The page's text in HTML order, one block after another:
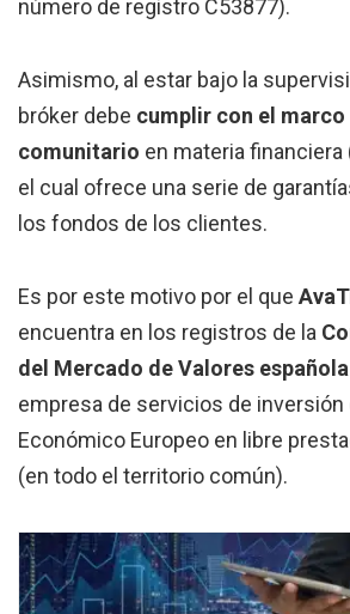
número de registro C53877).
Asimismo, al estar bajo la
bróker debe cumplir con el
comunitario en materia financiera
el cual ofrece una serie de
los fondos de los clientes.
Es por este motivo por el que
encuentra en los registros de la
del Mercado de Valores
empresa de servicios de inversión
Económico Europeo en libre
(en todo el territorio común).